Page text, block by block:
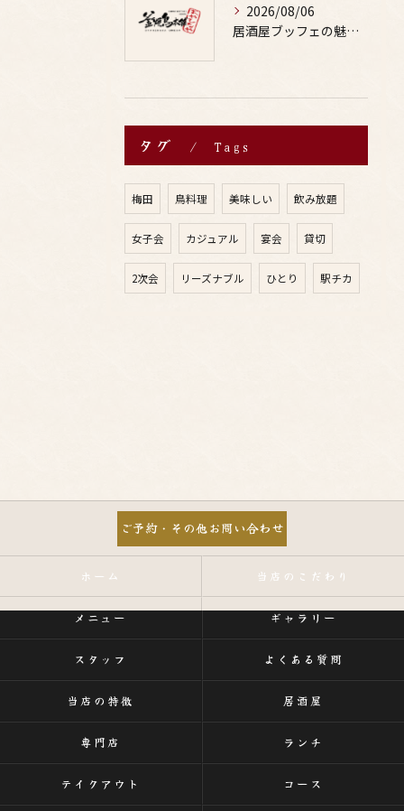
2026/08/06
居酒屋ブッフェの魅力と鶏料理や焼鳥に合うお酒の楽しみ方ガイド
タグ Tags
梅田 鳥料理 美味しい 飲み放題
女子会 カジュアル 宴会 貸切
2次会 リーズナブル ひとり 駅チカ
ご予約・その他お問い合わせ
ホーム 当店のこだわり
メニュー ギャラリー
スタッフ よくある質問
当店の特徴 居酒屋
専門店 ランチ
テイクアウト コース